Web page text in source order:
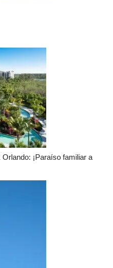
¡Paraíso familiar a